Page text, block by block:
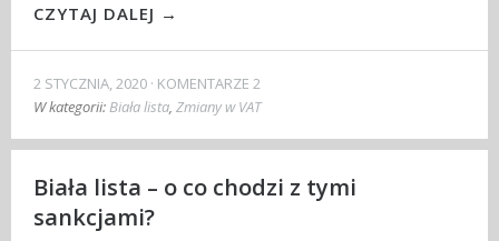
CZYTAJ DALEJ →
2 STYCZNIA, 2020 KOMENTARZE 2
W kategorii:Biała lista, Zmiany w VAT
Biała lista – o co chodzi z tymi
sankcjami?